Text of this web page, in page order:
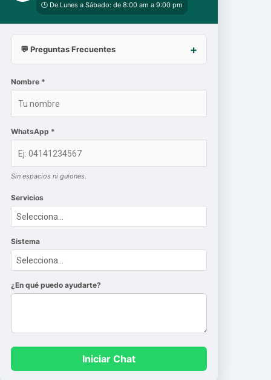
🕒 De Lunes a Sábado: de 8:00 am a 9:00 pm
💬 Preguntas Frecuentes
Nombre *
WhatsApp *
Sin espacios ni guiones.
Servicios
Sistema
¿En qué puedo ayudarte?
Iniciar Chat